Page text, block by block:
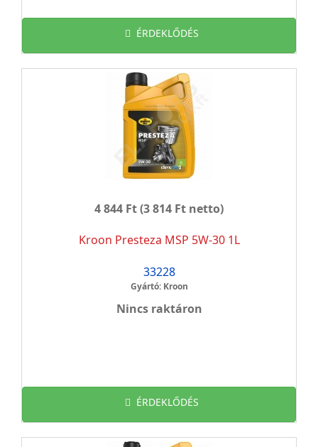
ÉRDEKLŐDÉS
4 844 Ft(3 814 Ft netto)
Kroon Presteza MSP 5W-30 1L
33228
Gyártó: Kroon
Nincs raktáron
ÉRDEKLŐDÉS